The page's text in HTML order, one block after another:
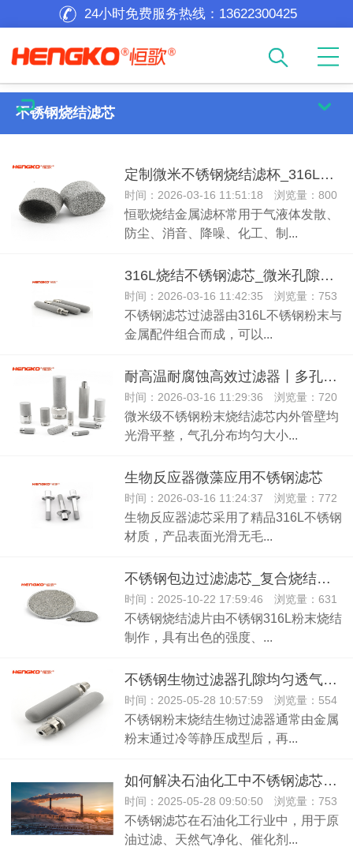
24小时免费服务热线： 13622300425
不锈钢烧结滤芯
定制微米不锈钢烧结滤杯_316L不锈钢过滤帽反冲洗工业和液体
时间：2026-03-16 11:51:18 浏览量：800
恒歌烧结金属滤杯常用于气液体发散、
防尘、消音、降噪、化工、制...
316L烧结不锈钢滤芯_微米孔隙工业机外螺纹不锈钢滤芯过滤筒
时间：2026-03-16 11:42:35 浏览量：753
不锈钢滤芯过滤器由316L不锈钢粉末与
金属配件组合而成，可以...
耐高温耐腐蚀高效过滤器丨多孔烧结金属不锈钢滤芯管
时间：2026-03-16 11:29:36 浏览量：720
微米级不锈钢粉末烧结滤芯内外管壁均
光滑平整，气孔分布均匀大小...
生物反应器微藻应用不锈钢滤芯
时间：2026-03-16 11:24:37 浏览量：772
生物反应器滤芯采用了精品316L不锈钢
材质，产品表面光滑无毛...
不锈钢包边过滤滤芯_复合烧结金属滤片
时间：2025-10-22 17:59:46 浏览量：631
不锈钢烧结滤片由不锈钢316L粉末烧结
制作，具有出色的强度、...
不锈钢生物过滤器孔隙均匀透气性好不锈钢滤芯
时间：2025-05-28 10:57:59 浏览量：554
不锈钢粉末烧结生物过滤器通常由金属
粉末通过冷等静压成型后，再...
如何解决石油化工中不锈钢滤芯的常见问题？
时间：2025-05-28 09:50:50 浏览量：753
不锈钢滤芯在石油化工行业中，用于原
油过滤、天然气净化、催化剂...